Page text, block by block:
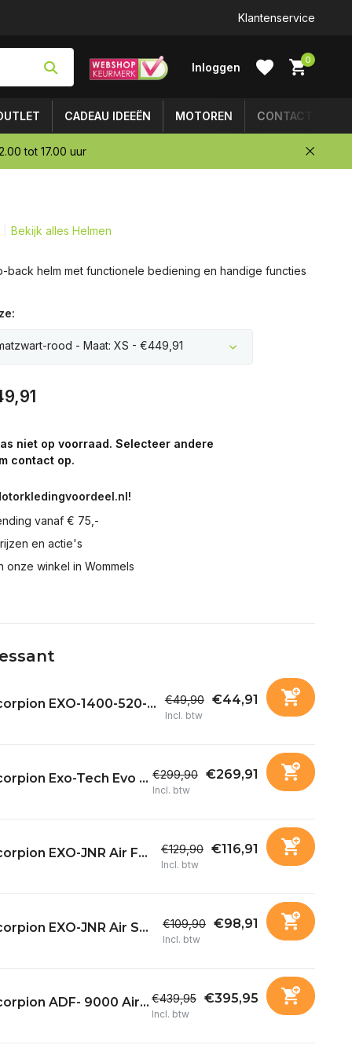
Klantenservice
Inloggen
0
CADEAU IDEEËN MOTOREN CONTACT
tot 17.00 uur
Bekijk alles Helmen
back helm met functionele bediening en handige functies
rood - Maat: XS - €449,91
niet op voorraad. Selecteer andere
contact op.
vanaf € 75,-
en actie's
onze winkel in Wommels
EXO-1400-520-... €49,90 €44,91
Incl. btw
Exo-Tech Evo ... €299,90 €269,91
Incl. btw
EXO-JNR Air F... €129,90 €116,91
Incl. btw
EXO-JNR Air S... €109,90 €98,91
Incl. btw
ADF- 9000 Air... €439,95 €395,95
Incl. btw